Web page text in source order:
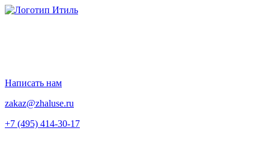
Перейти
Написать нам
zakaz@zhaluse.ru
+7 (495) 414-30-17‬